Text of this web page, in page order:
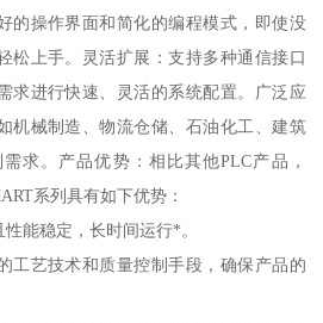
的操作界面和简化的编程模式，即使没
松上手。灵活扩展：支持多种通信接口
求进行快速、灵活的系统配置。广泛应
机械制造、物流仓储、石油化工、建筑
求。产品优势：相比其他PLC产品，
系列具有如下优势：
能稳定，长时间运行*。
工艺技术和质量控制手段，确保产品的